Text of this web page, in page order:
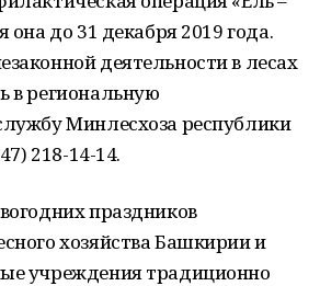
она до 31 декабря 2019 года.
деятельности в лесах
в региональную
Минлесхоза республики
218-14-14.
праздников
хозяйства Башкирии и
учреждения традиционно